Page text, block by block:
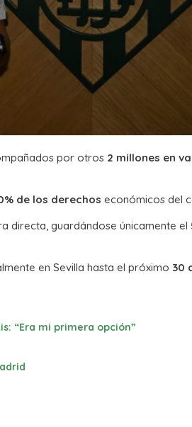
por otros 2 millones en
de los derechos económicos del
directa, guardándose únicamente el
en Sevilla hasta el próximo 30
“Era mi primera opción”